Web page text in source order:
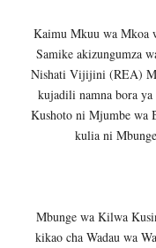
Kaimu Mkuu wa Mkoa
Samike akizungumza
Nishati Vijijini (REA)
kujadili namna bora
Kushoto ni Mjumbe wa
kulia ni
Mbunge wa Kilwa
kikao cha Wadau wa